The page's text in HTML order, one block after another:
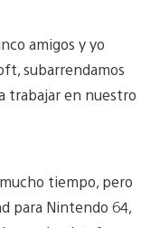
amigos y yo
subarrendamos
trabajar en nuestro
tiempo, pero
para Nintendo 64,